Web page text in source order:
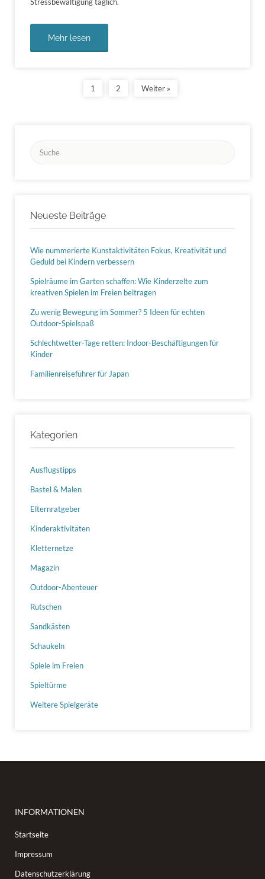
Mehr lesen
1 2 Weiter »
Neueste Beiträge
Wie nummerierte Kunstaktivitäten Fokus, Kreativität und
Geduld bei Kindern verbessern
Spielräume im Garten schaffen: Wie Kinderzelte zum
kreativen Spielen im Freien beitragen
Zu wenig Bewegung im Sommer? 5 Ideen für echten
Outdoor-Spielspaß
Schlechtwetter-Tage retten: Indoor-Beschäftigungen für
Kinder
Familienreiseführer für Japan
Kategorien
Ausflugstipps
Bastel & Malen
Elternratgeber
Kinderaktivitäten
Kletternetze
Magazin
Outdoor-Abenteuer
Rutschen
Sandkästen
Schaukeln
Spiele im Freien
Spieltürme
Weitere Spielgeräte
INFORMATIONEN
Startseite
Impressum
Datenschutzerklärung